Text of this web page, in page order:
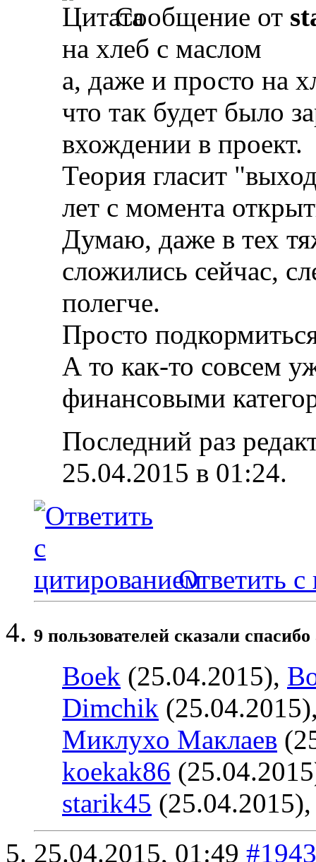
Сообщение от
на хлеб с маслом
а, даже и просто на
что так будет было
вхождении в проект.
Теория гласит
лет с момента
Думаю, даже в тех
сложились сейчас,
полегче.
Просто
А то как-то совсем
финансовыми
Последний раз
25.04.2015 в 01:24.
Ответить с
9 пользователей сказали
Boek (25.04.2015),
Dimchik
Миклухо Маклаев
koekak86
starik45
25.04.2015, 01:49 #1943